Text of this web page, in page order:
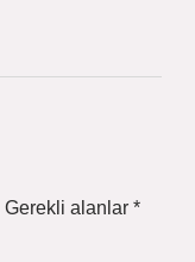
Gerekli alanlar *